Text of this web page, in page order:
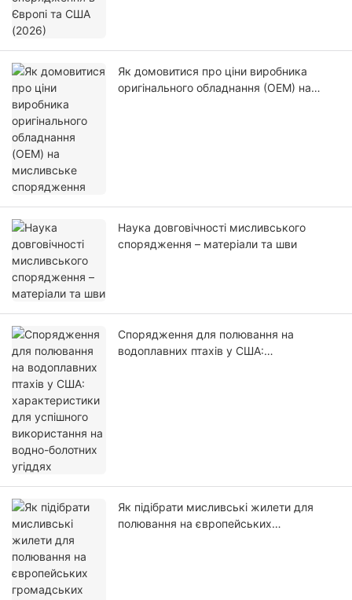
Як домовитися про ціни виробника
оригінального обладнання (OEM) на
Наука довговічності мисливського
спорядження – матеріали та шви
Спорядження для полювання на
водоплавних птахів у США:
Як підібрати мисливські жилети для
полювання на європейських